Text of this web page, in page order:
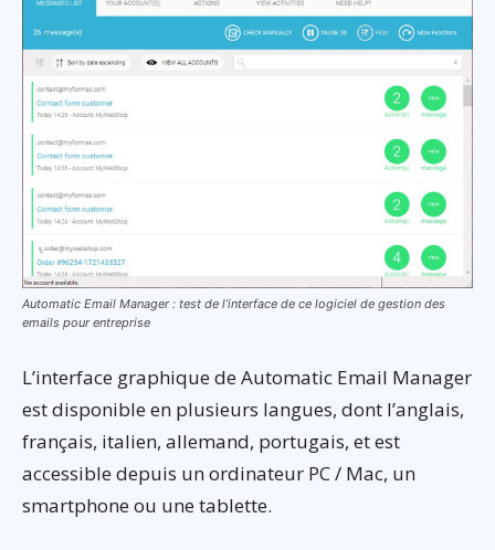
Automatic Email Manager : test de l’interface de ce logiciel de gestion des
emails pour entreprise
L’interface graphique de Automatic Email Manager
est disponible en plusieurs langues, dont l’anglais,
français, italien, allemand, portugais, et est
accessible depuis un ordinateur PC / Mac, un
smartphone ou une tablette.